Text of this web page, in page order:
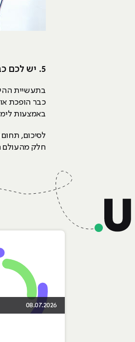
5. יש לכם כבר תואר? מעולה זה רק יכול לשדרג אתכם
בתעשיית
כבר הופכת
באמצעות
לסיכום,
חלק מהעולם
08.07.2026